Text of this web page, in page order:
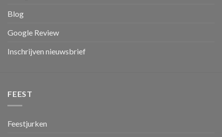
Blog
Google Review
Inschrijven nieuwsbrief
FEEST
Feestjurken